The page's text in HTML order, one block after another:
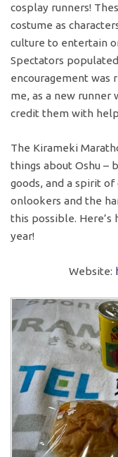
cosplay runners!
costume as
culture to entertain
Spectators
encouragement was
me, as a new runner
credit them with
The Kirameki
things about Oshu –
goods, and a spirit
onlookers and the
this possible.
year!
Website: